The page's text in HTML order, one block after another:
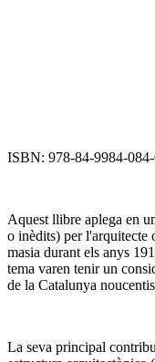
ISBN: 978-84-9984-
Aquest llibre aplega en
o inèdits) per l'arquitecte
masia durant els anys
tema varen tenir un
de la Catalunya
La seva principal